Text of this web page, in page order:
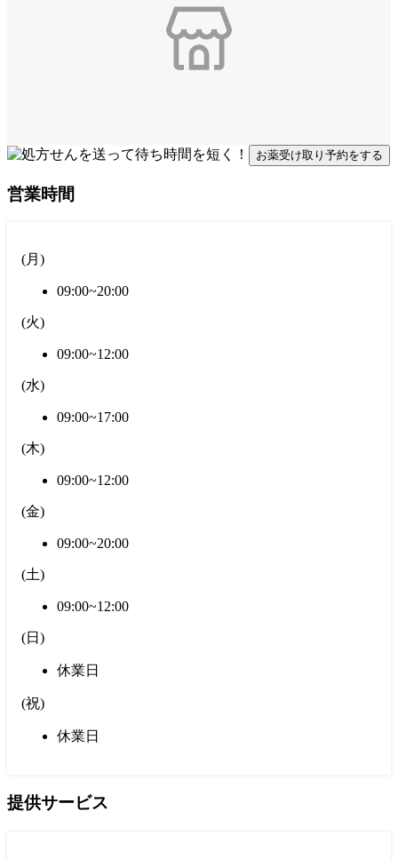
お薬受け取り予約をする
営業時間
(月 )
09:00~20:00
(火)
09:00~12:00
(水)
09:00~17:00
(木)
09:00~12:00
(金)
09:00~20:00
(土)
09:00~12:00
(日 )
休業日
(祝)
休業日
提供サービス